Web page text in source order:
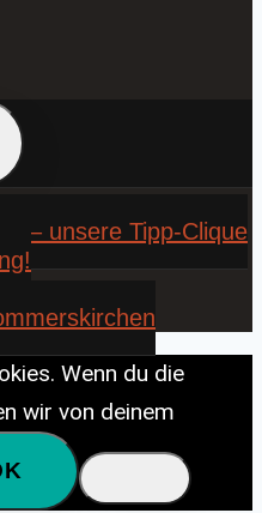
– unsere Tipp-Clique
Wenn du die
wir von deinem